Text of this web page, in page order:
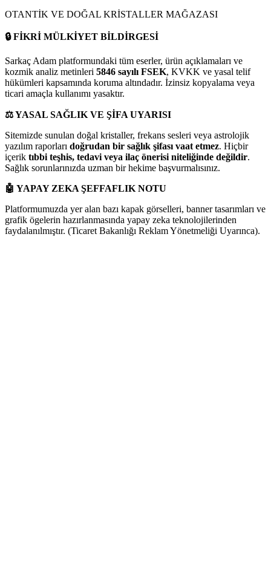
OTANTİK VE DOĞAL KRİSTALLER MAĞAZASI
🔒FİKRİ MÜLKİYET BİLDİRGESİ
Sarkaç Adam platformundaki tüm eserler, ürün açıklamaları ve
kozmik analiz metinleri 5846 sayılı FSEK, KVKK ve yasal telif
hükümleri kapsamında koruma altındadır. İzinsiz kopyalama veya
ticari amaçla kullanımı yasaktır.
⚖️YASAL SAĞLIK VE ŞİFA UYARISI
Sitemizde sunulan doğal kristaller, frekans sesleri veya astrolojik
yazılım raporları doğrudan bir sağlık şifası vaat etmez. Hiçbir
içerik tıbbi teşhis, tedavi veya ilaç önerisi niteliğinde değildir.
Sağlık sorunlarınızda uzman bir hekime başvurmalısınız.
🤖 YAPAY ZEKA ŞEFFAFLIK NOTU
Platformumuzda yer alan bazı kapak görselleri, banner tasarımları ve
grafik ögelerin hazırlanmasında yapay zeka teknolojilerinden
faydalanılmıştır. (Ticaret Bakanlığı Reklam Yönetmeliği Uyarınca).